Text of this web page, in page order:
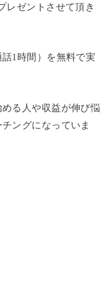
レゼントさせて頂き
1時間）を無料で実
る人や収益が伸び悩
ングになっていま